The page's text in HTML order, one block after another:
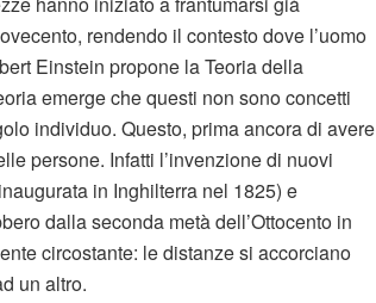
rendendo il contesto dove l’uomo
Einstein propone la Teoria della
emerge che questi non sono concetti
individuo. Questo, prima ancora di avere
persone. Infatti l’invenzione di nuovi
in Inghilterra nel 1825) e
dalla seconda metà dell’Ottocento in
circostante: le distanze si accorciano
un altro.